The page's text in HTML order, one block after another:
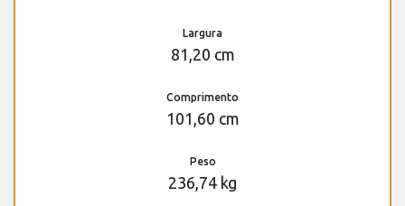
Largura
81,20 cm
Comprimento
101,60 cm
Peso
236,74 kg